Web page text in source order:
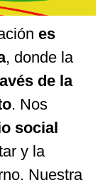
es
, donde la
de la
. Nos
social
y la
Nuestra